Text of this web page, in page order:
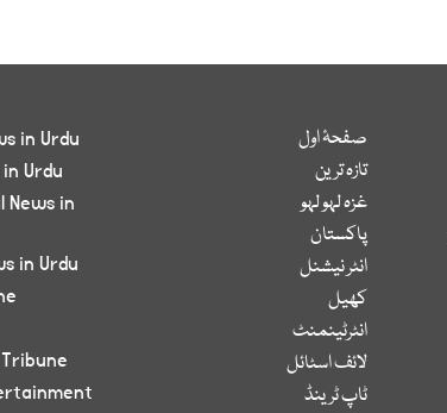
صفحۂ اول
تازہ ترین
غزہ لہو لہو
پاکستان
انٹر نیشنل
کھیل
انٹرٹینمنٹ
لائف اسٹائل
ٹاپ ٹرینڈ
in Urdu
Urdu
in
in Urdu